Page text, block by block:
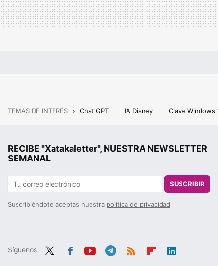
TEMAS DE INTERÉS Chat GPT IA Disney Clave Windows
RECIBE "Xatakaletter", NUESTRA NEWSLETTER
SEMANAL
SUSCRIBIR
Suscribiéndote aceptas nuestra política de privacidad
Síguenos